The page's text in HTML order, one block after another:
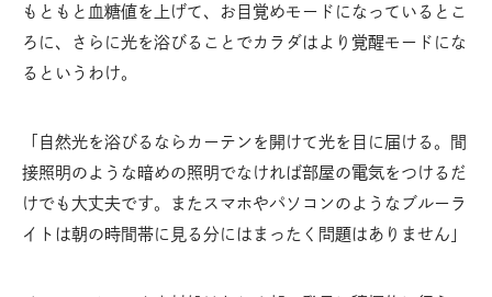
もともと血糖値を上げて、お目覚めモードになっているとこ
ろに、さらに光を浴びることでカラダはより覚醒モードにな
るというわけ。
「自然光を浴びるならカーテンを開けて光を目に届ける。間
接照明のような暗めの照明でなければ部屋の電気をつけるだ
けでも大丈夫です。またスマホやパソコンのようなブルーラ
イトは朝の時間帯に見る分にはまったく問題はありません」